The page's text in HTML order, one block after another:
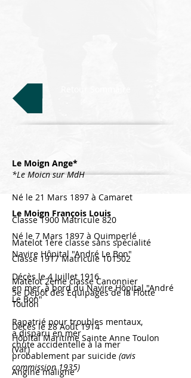
Le Moign Ange*
*Le Moicn sur MdH
Né le 21 Mars 1897 à Camaret
Classe 1900 Matricule 820
Matelot 1ère classe sans spécialité
Navire Hôpital "André Le Bon"
Décès le 4 Juillet 1916
en mer, à bord du Navire Hôpital "André
Le Bon"
Rapatrié pour troubles mentaux,
a disparu en mer
chute accidentelle à la mer
probablement par suicide (avis
commission 1935)
Le Moign François Louis
Né le 7 Mars 1897 à Quimperlé
Classe 1917 Matricule 101502
Matelot 2ème classe Canonnier
5e Dépôt desÉquipagesde la Flotte
Toulon
Décès le 28 Août 1914
Hôpital Maritime Sainte Anne Toulon
(Var)
Angine maligne